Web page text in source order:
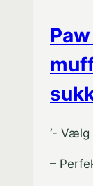
‘- Vælg
–